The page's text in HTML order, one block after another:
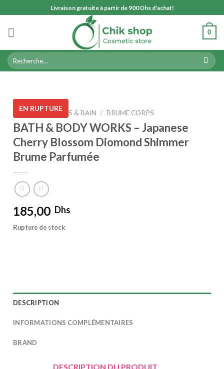
to
content
Livraison gratuite à partir de 900 Dhs d'achat!
0
Recherche
pour :
EN RUPTURE
ACCUEIL / CORPS & BAIN / BRUME CORPS
BATH & BODY WORKS – Japanese
Cherry Blossom Diomond Shimmer
Brume Parfumée
185,00 Dhs
Rupture de stock
DESCRIPTION
INFORMATIONS COMPLÉMENTAIRES
BRAND
DESCRIPTION DU PRODUIT